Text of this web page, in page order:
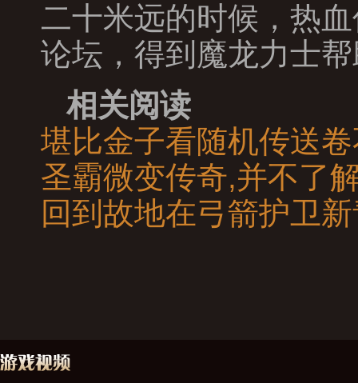
二十米远的时候，热
论坛，得到魔龙力士
相关阅读
堪比金子看随机传送
圣霸微变传奇,并不了
回到故地在弓箭护卫